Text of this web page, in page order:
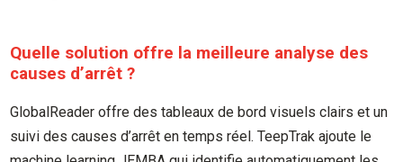
Quelle solution offre la meilleure analyse des
causes d’arrêt ?
GlobalReader offre des tableaux de bord visuels clairs et un
suivi des causes d’arrêt en temps réel. TeepTrak ajoute le